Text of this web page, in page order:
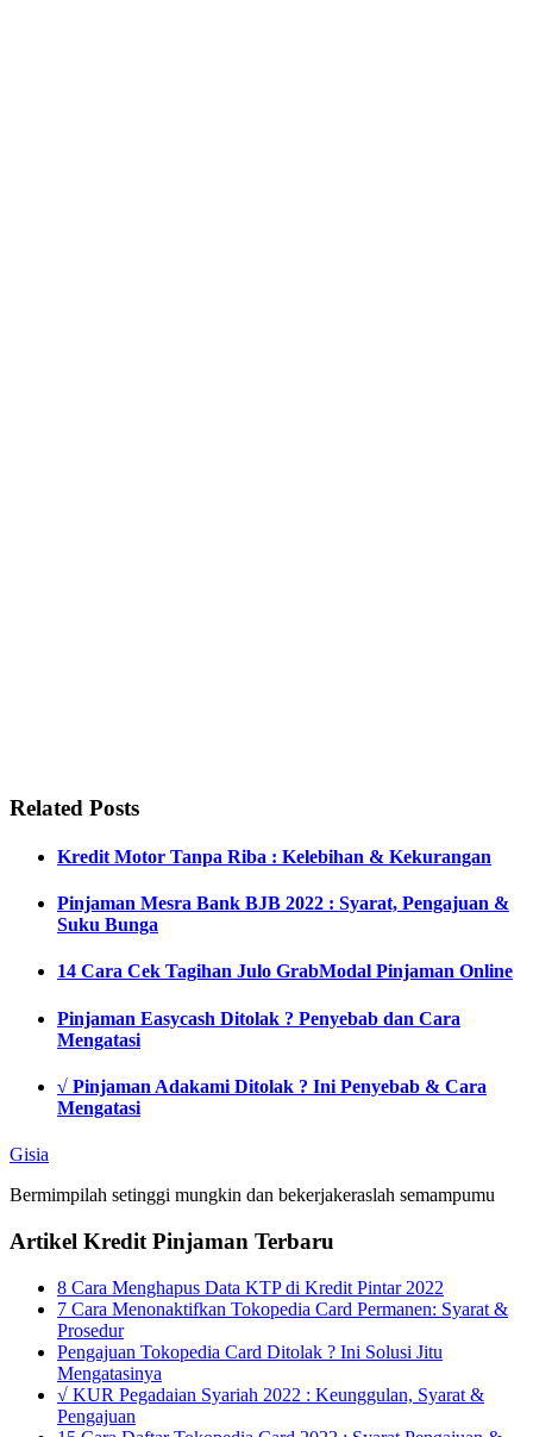
Related Posts
Kredit Motor Tanpa Riba : Kelebihan & Kekurangan
Pinjaman Mesra Bank BJB 2022 : Syarat, Pengajuan &
Suku Bunga
14 Cara Cek Tagihan Julo GrabModal Pinjaman Online
Pinjaman Easycash Ditolak ? Penyebab dan Cara
Mengatasi
√ Pinjaman Adakami Ditolak ? Ini Penyebab & Cara
Mengatasi
Gisia
Bermimpilah setinggi mungkin dan bekerjakeraslah semampumu
Artikel Kredit Pinjaman Terbaru
8 Cara Menghapus Data KTP di Kredit Pintar 2022
7 Cara Menonaktifkan Tokopedia Card Permanen: Syarat &
Prosedur
Pengajuan Tokopedia Card Ditolak ? Ini Solusi Jitu
Mengatasinya
√ KUR Pegadaian Syariah 2022 : Keunggulan, Syarat &
Pengajuan